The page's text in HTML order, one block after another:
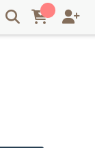
懶浪漫棕，輕鬆
不想動手的您 |